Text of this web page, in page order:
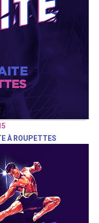
À ROUPETTES